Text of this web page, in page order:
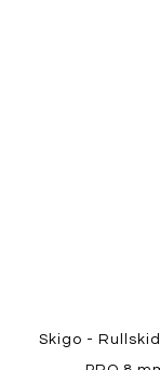
Skigo -